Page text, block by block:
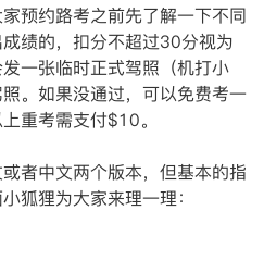
预约路考之前先了解一下不同
绩的，扣分不超过30分视为
一张临时正式驾照（机打小
。如果没通过，可以免费考一
重考需支付$10。
者中文两个版本，但基本的指
狐狸为大家来理一理：